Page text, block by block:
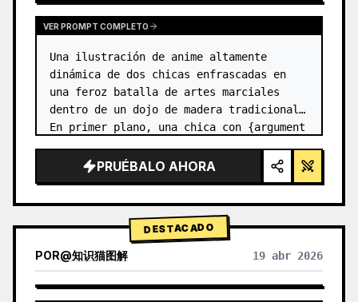
VER PROMPT COMPLETO
Una ilustración de anime altamente
dinámica de dos chicas enfrascadas en
una feroz batalla de artes marciales
dentro de un dojo de madera tradicional.
En primer plano, una chica con {argument
negro en un moño alto con c…
PRUÉBALO AHORA
DESTACADO
POR@知识猫图解 19 abr 2026